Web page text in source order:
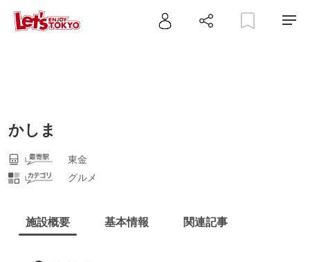
かしま
東金
グルメ
施設概要 基本情報 関連記事